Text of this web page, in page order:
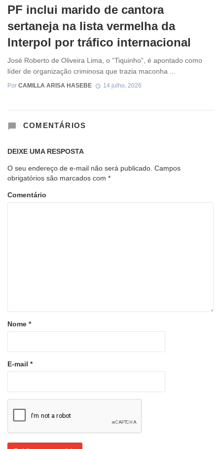
PF inclui marido de cantora
sertaneja na lista vermelha da
Interpol por tráfico internacional
José Roberto de Oliveira Lima, o “Tiquinho”, é apontado como
líder de organização criminosa que trazia maconha ...
Por CAMILLA ARISA HASEBE 14 julho, 2026
COMENTÁRIOS
DEIXE UMA RESPOSTA
O seu endereço de e-mail não será publicado. Campos
obrigatórios são marcados com *
Comentário
Nome *
E-mail *